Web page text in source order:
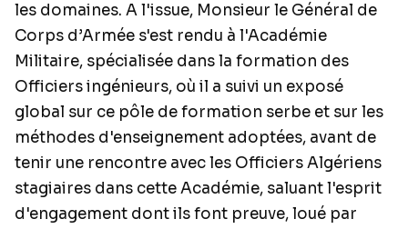
les domaines. A l'issue, Monsieur le Général de
Corps d’Armée s'est rendu à l'Académie
Militaire, spécialisée dans la formation des
Officiers ingénieurs, où il a suivi un exposé
global sur ce pôle de formation serbe et sur les
méthodes d'enseignement adoptées, avant de
tenir une rencontre avec les Officiers Algériens
stagiaires dans cette Académie, saluant l'esprit
d'engagement dont ils font preuve, loué par